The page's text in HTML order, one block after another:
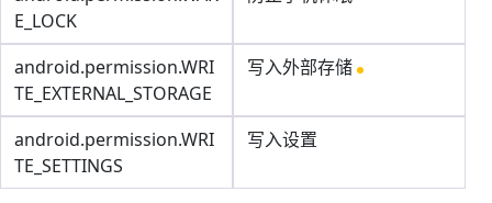
E_LOCK
android.permission.WRI
TE_EXTERNAL_STORAGE
写入外部存储
android.permission.WRI
TE_SETTINGS
写入设置